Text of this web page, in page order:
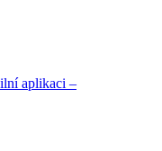
aplikaci –